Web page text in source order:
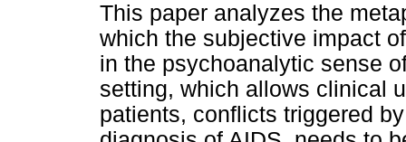
This paper analyzes the
which the subjective impact
in the psychoanalytic sense
setting, which allows clinical
patients, conflicts triggered